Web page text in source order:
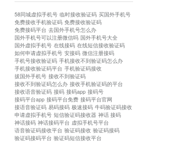
58同城虚拟手机号 临时接收验证码 买国外手机号
免费接收手机验证码 免费接收验证码
免费接码平台 去国外手机号怎么办
国外手机号可以注册微信吗 国外手机号大全
国外虚拟手机号 在线接码 在线短信接收验证码
如何申请虚拟手机号 安接码 微信注册接码
手机号接收验证码 手机接收不到验证码怎么办
手机接收验证码平台 手机验证码接收
拔国外手机号 接收不到验证码
接收不到验证码怎么办 接收手机验证码的平台
接收语音验证码 接码 接码app 接码号
接码平台app 接码平台免费 接码平台官网
接语音验证码 易码接码 极速接码 牛码验证码接收
申请虚拟手机号 短信验证码接收器 神话 接码
神话接码 神话接码平台 虚拟手机号平台
语音验证码接收平台 验证码接收 验证码接码
验证码接码平台 验证码短信接收平台